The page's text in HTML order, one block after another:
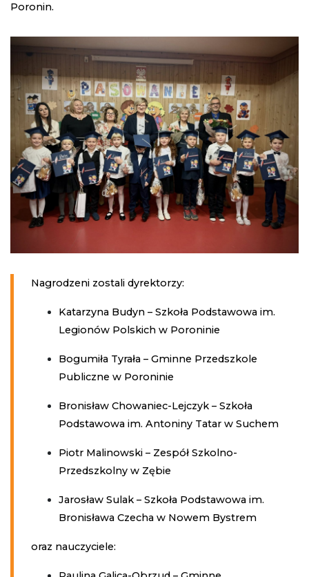
Poronin.
Nagrodzeni zostali dyrektorzy:
Katarzyna Budyn – Szkoła Podstawowa im.
Legionów Polskich w Poroninie
Bogumiła Tyrała – Gminne Przedszkole
Publiczne w Poroninie
Bronisław Chowaniec-Lejczyk – Szkoła
Podstawowa im. Antoniny Tatar w Suchem
Piotr Malinowski – Zespół Szkolno-
Przedszkolny w Zębie
Jarosław Sulak – Szkoła Podstawowa im.
Bronisława Czecha w Nowem Bystrem
oraz nauczyciele: